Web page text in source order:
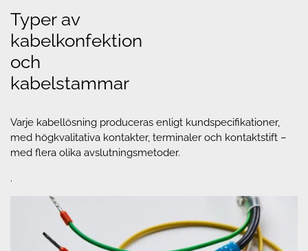
Typer av
kabelkonfektion
och
kabelstammar
Varje kabellösning produceras enligt kundspecifikationer,
med högkvalitativa kontakter, terminaler och kontaktstift –
med flera olika avslutningsmetoder.
.